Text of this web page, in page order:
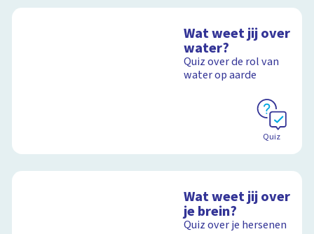
Wat weet jij over
water?
Quiz over de rol van
water op aarde
Quiz
Wat weet jij over
je brein?
Quiz over je hersenen